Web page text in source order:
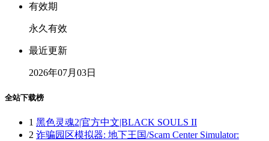
有效期
永久有效
最近更新
2026年07月03日
全站下载榜
1 黑色灵魂2|官方中文|BLACK SOULS II
2 诈骗园区模拟器: 地下王国/Scam Center Simulator: